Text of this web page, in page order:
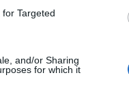
Targeted
and/or Sharing
for which it